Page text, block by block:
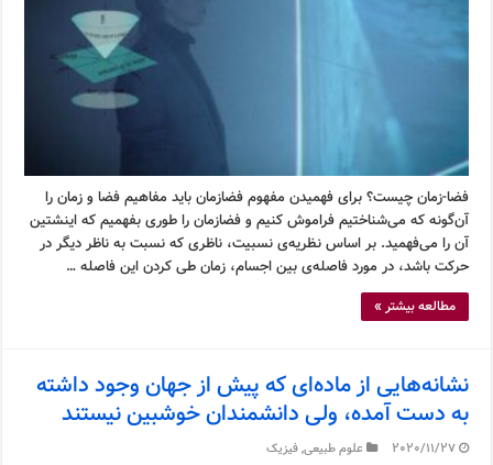
فضا-زمان چیست؟ برای فهمیدن مفهوم فضازمان باید مفاهیم فضا و زمان را
آن‌گونه که می‌شناختیم فراموش کنیم و فضازمان را طوری بفهمیم که اینشتین
آن را می‌فهمید. بر اساس نظریه‌ی نسبیت، ناظری که نسبت به ناظر دیگر در
حرکت باشد، در مورد فاصله‌ی بین اجسام، زمان طی کردن این فاصله …
مطالعه بیشتر »
نشانه‌هایی از ماده‌ای که پیش از جهان وجود داشته
به دست آمده، ولی دانشمندان خوشبین نیستند
2020/11/27 علوم طبیعی,فیزیک